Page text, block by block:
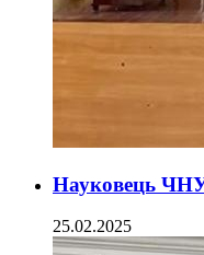
Науковець ЧНУ
25.02.2025